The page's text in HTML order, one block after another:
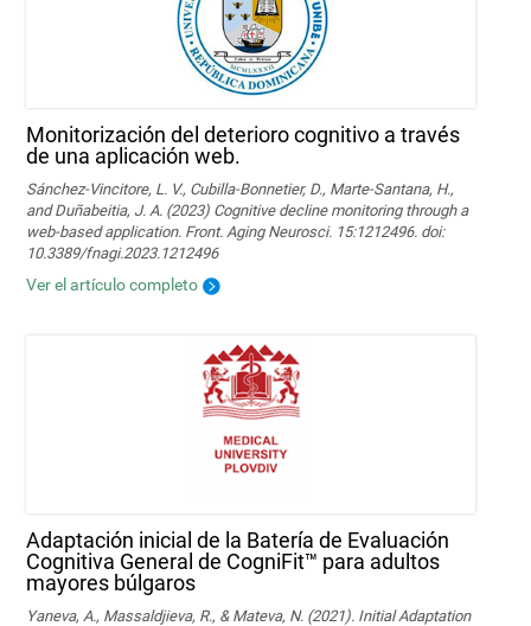
Monitorización del deterioro cognitivo a través
de una aplicación web.
Sánchez-Vincitore, L. V., Cubilla-Bonnetier, D., Marte-Santana, H.,
and Duñabeitia, J. A. (2023) Cognitive decline monitoring through a
web-based application. Front. Aging Neurosci. 15:1212496. doi:
10.3389/fnagi.2023.1212496
Ver el artículo completo
Adaptación inicial de la Batería de Evaluación
Cognitiva General de CogniFit™ para adultos
mayores búlgaros
Yaneva, A., Massaldjieva, R., & Mateva, N. (2021). Initial Adaptation